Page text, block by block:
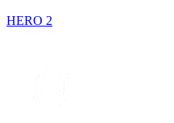
HERO 2